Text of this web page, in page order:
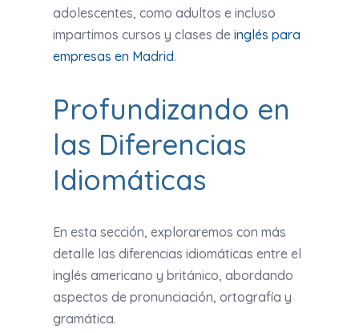
adolescentes, como adultos e incluso
impartimos cursos y clases de inglés para
empresas en Madrid.
Profundizando en
las Diferencias
Idiomáticas
En esta sección, exploraremos con más
detalle las diferencias idiomáticas entre el
inglés americano y británico, abordando
aspectos de pronunciación, ortografía y
gramática.